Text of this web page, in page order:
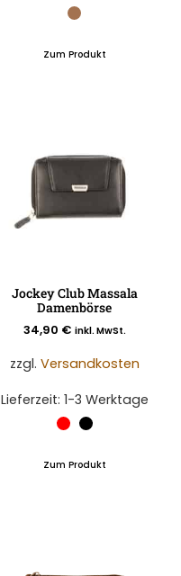
Zum Produkt
Jockey Club Massala
Damenbörse
34,90 € inkl. MwSt.
zzgl. Versandkosten
Lieferzeit: 1-3 Werktage
Zum Produkt